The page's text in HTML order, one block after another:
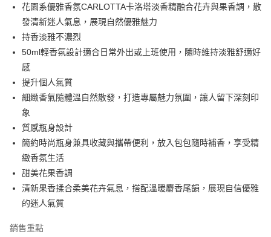
上海商業儲蓄銀行
台北富邦商業銀行
國泰世華商業銀行
兆豐國際商業銀行
臺灣中小企業銀行
匯豐（台灣）商業銀行
華泰商業銀行
聯邦商業銀行
遠東國際商業銀行
元大商業銀行
玉山商業銀行
台新國際商業銀行
中國信託商業銀行
台灣樂天信用卡公司
LINE Pay
Apple Pay
街口支付
Google Pay
大哥付你分期
相關說明
【大哥付你分期使用說明】
1.本服務由台灣大哥大提供，台灣大哥大用戶可立即使用無須另外申請。
2.付款方式選擇「大哥付你分期」，訂單成立後會自動跳轉到大哥付的交易
流程，驗證手機門號後，選擇欲分期的期數、繳款截止日，確認付款後即完
3.實際核准額度、可分期數及費用金額請依後續交易確認頁面所載為準。
ATM付款
運送方式
全家取貨付款
花園系優雅香氛CARLOTTA卡洛塔淡香精融合花卉與果香調，散
發清新迷人氣息，展現自然優雅魅力
持香淡雅不濃烈
50ml輕香氛設計適合日常外出或上班使用，隨時維持淡雅舒適好
感
提升個人氣質
細緻香氣隨體溫自然散發，打造專屬魅力氛圍，讓人留下深刻印
象
質感瓶身設計
簡約時尚瓶身兼具收藏與攜帶便利，放入包包隨時補香，享受精
緻香氛生活
甜美花果香調
清新果香揉合柔美花卉氣息，搭配溫暖麝香尾韻，展現自信優雅
的迷人氣質
銷售重點